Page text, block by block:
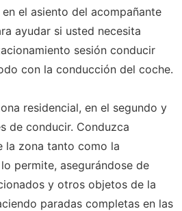
el asiento del acompañante
ayudar si usted necesita
sesión conducir
con la conducción del coche.
residencial, en el segundo y
de conducir. Conduzca
la zona tanto como la
permite, asegurándose de
y otros objetos de la
paradas completas en las